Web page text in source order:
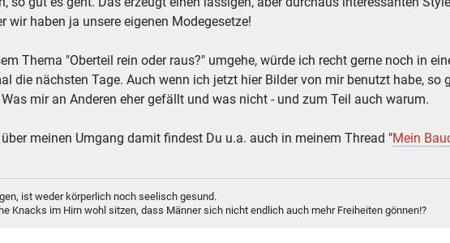
wir haben ja unsere eigenen Modegesetze!
Thema "Oberteil rein oder raus?" umgehe, würde ich recht gerne noch in
die nächsten Tage. Auch wenn ich jetzt hier Bilder von mir benutzt habe,
mir an Anderen eher gefällt und was nicht - und zum Teil auch warum.
meinen Umgang damit findest Du u.a. auch in meinem Thread "Mein
ist weder körperlich noch seelisch gesund.
Knacks im Hirn wohl sitzen, dass Männer sich nicht endlich auch mehr Freiheiten gönnen!?